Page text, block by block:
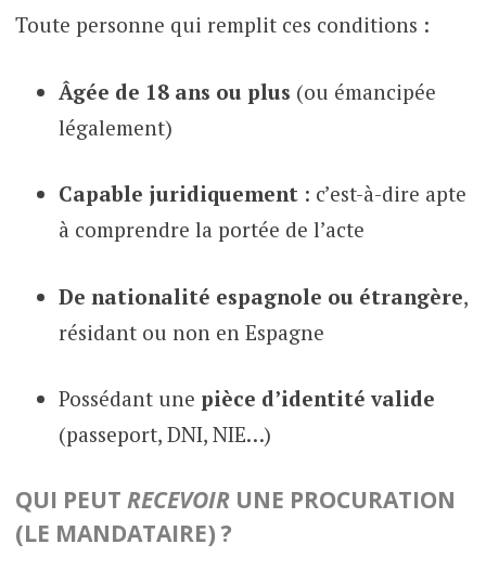
Toute personne qui remplit ces conditions :
Âgée de 18 ans ou plus (ou émancipée
légalement)
Capable juridiquement: c’est-à-dire apte
à comprendre la portée de l’acte
De nationalité espagnole ou étrangère,
résidant ou non en Espagne
Possédant une pièce d’identité valide
(passeport, DNI, NIE…)
QUI PEUT RECEVOIRUNE PROCURATION
(LE MANDATAIRE) ?